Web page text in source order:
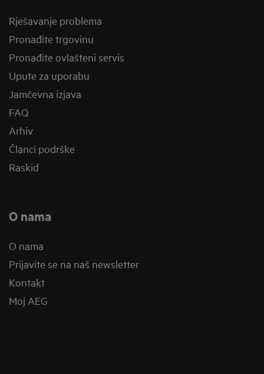
Rješavanje problema
Pronađite trgovinu
Pronađite ovlašteni servis
Upute za uporabu
Jamčevna izjava
FAQ
Arhiv
Članci podrške
Raskid
O nama
O nama
Prijavite se na naš newsletter
Kontakt
Moj AEG